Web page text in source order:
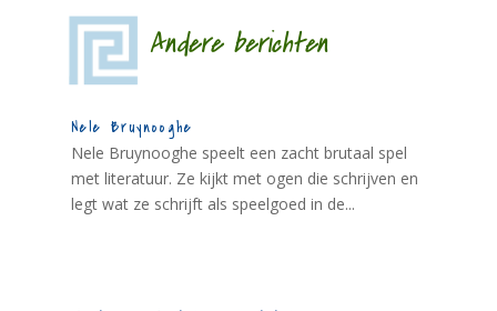
Andere berichten
Nele Bruynooghe
Nele Bruynooghe speelt een zacht brutaal spel
met literatuur. Ze kijkt met ogen die schrijven en
legt wat ze schrijft als speelgoed in de...